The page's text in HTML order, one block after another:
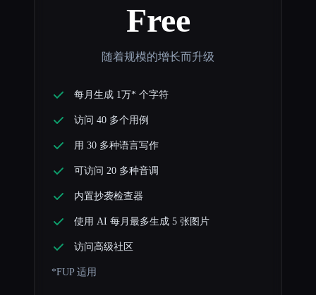
Free
随着规模的增长而升级
每月生成 1万* 个字符
访问 40 多个用例
用 30 多种语言写作
可访问 20 多种音调
内置抄袭检查器
使用 AI 每月最多生成 5 张图片
访问高级社区
*FUP 适用